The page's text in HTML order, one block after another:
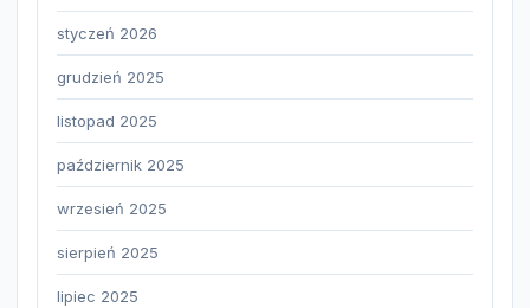
styczeń 2026
grudzień 2025
listopad 2025
październik 2025
wrzesień 2025
sierpień 2025
lipiec 2025